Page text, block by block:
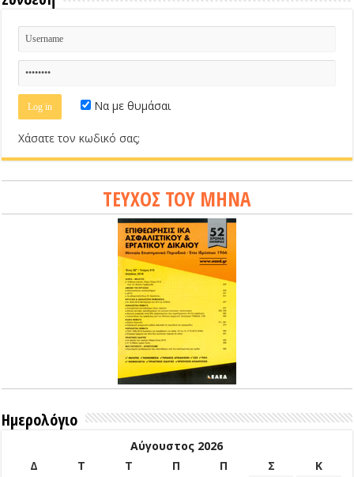
Να με θυμάσαι
Χάσατε τον κωδικό σας;
ΤΕΥΧΟΣ ΤΟΥ ΜΗΝΑ
Ημερολόγιο
Αύγουστος 2026
Δ
Τ Τ Π Π Σ
Κ